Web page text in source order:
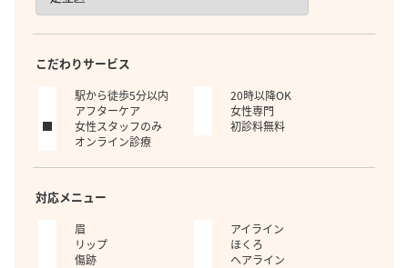
こだわりサービス
駅から徒歩5分以内
20時以降OK
アフターケア
女性専門
女性スタッフのみ
初診料無料
オンライン診療
対応メニュー
眉
アイライン
リップ
ほくろ
傷跡
ヘアライン